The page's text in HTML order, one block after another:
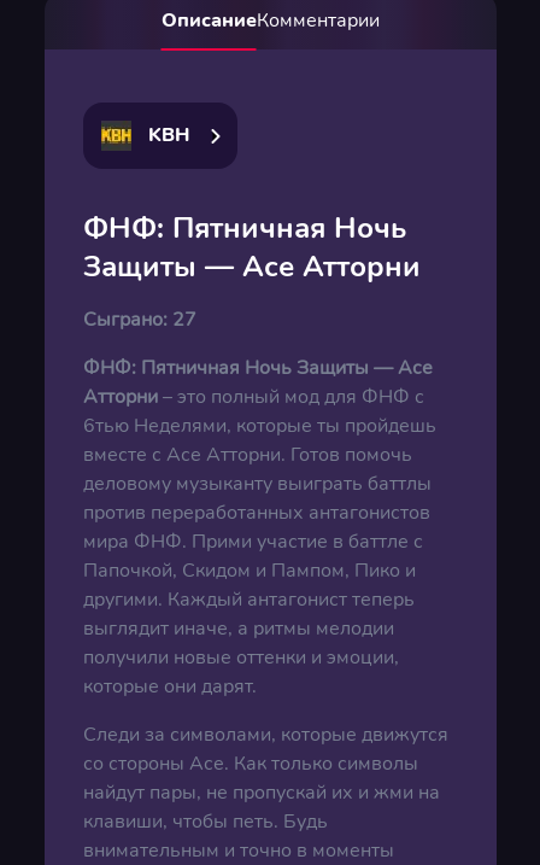
ОписаниеКомментарии
KBH
ФНФ: Пятничная Ночь
Защиты — Асе Атторни
Сыграно: 27
ФНФ: Пятничная Ночь Защиты — Асе
Атторни– это полный мод для ФНФ с
6тью Неделями, которые ты пройдешь
вместе с Асе Атторни. Готов помочь
деловому музыканту выиграть баттлы
против переработанных антагонистов
мира ФНФ. Прими участие в баттле с
Папочкой, Скидом и Пампом, Пико и
другими. Каждый антагонист теперь
выглядит иначе, а ритмы мелодии
получили новые оттенки и эмоции,
которые они дарят.
Следи за символами, которые движутся
со стороны Асе. Как только символы
найдут пары, не пропускай их и жми на
клавиши, чтобы петь. Будь
внимательным и точно в моменты